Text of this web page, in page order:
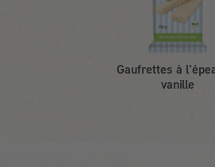
Gaufrettes à
vanille